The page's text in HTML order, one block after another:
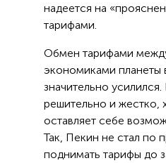
надеется на
тарифами.
Обмен тарифами
экономиками планеты
значительно
решительно и жестко,
оставляет себе
Так, Пекин не стал по
поднимать тарифы до